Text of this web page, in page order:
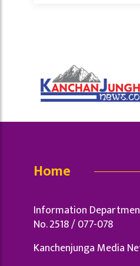
Home
Information
No. 2518 / 077-078
Kanchenjunga Media